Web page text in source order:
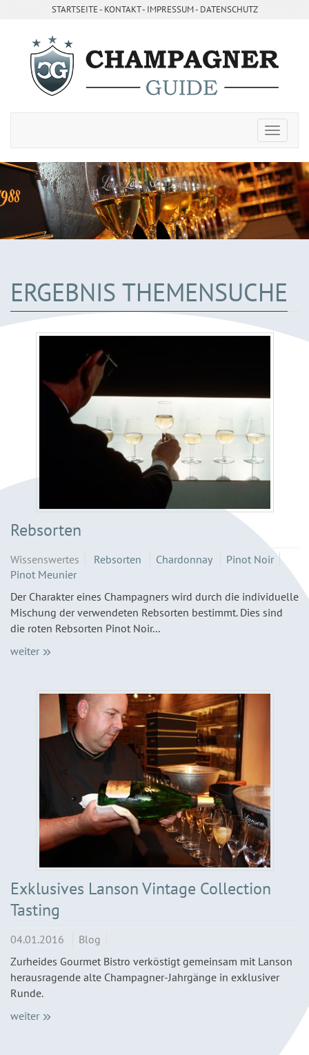
STARTSEITE- ­ KONTAKT- ­ IMPRESSUM- DATENSCHUTZ
ERGEBNIS THEMENSUCHE
Rebsorten
Wissenswertes Rebsorten Chardonnay
Pinot Noir
Pinot Meunier
Der Charakter eines Champagners wird durch die individuelle
Mischung der verwendeten Rebsorten bestimmt. Dies sind
die roten Rebsorten Pinot Noir...
weiter
Exklusives Lanson Vintage Collection
Tasting
04.01.2016
Blog
Zurheides Gourmet Bistro verköstigt gemeinsam mit Lanson
herausragende alte Champagner-Jahrgänge in exklusiver
Runde.
weiter